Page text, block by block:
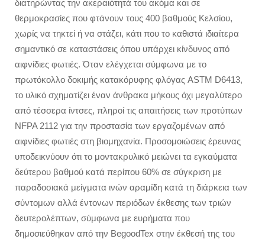
διατηρώντας την ακεραιότητά του ακόμα και σε
θερμοκρασίες που φτάνουν τους 400 βαθμούς Κελσίου,
χωρίς να τηκτεί ή να στάζει, κάτι που το καθιστά ιδιαίτερα
σημαντικό σε καταστάσεις όπου υπάρχει κίνδυνος από
αιφνίδιες φωτιές. Όταν ελέγχεται σύμφωνα με το
πρωτόκολλο δοκιμής κατακόρυφης φλόγας ASTM D6413,
το υλικό σχηματίζει έναν άνθρακα μήκους όχι μεγαλύτερο
από τέσσερα ίντσες, πληροί τις απαιτήσεις των προτύπων
NFPA 2112 για την προστασία των εργαζομένων από
αιφνίδιες φωτιές στη βιομηχανία. Προσομοιώσεις έρευνας
υποδεικνύουν ότι το μοντακρυλικό μειώνει τα εγκαύματα
δεύτερου βαθμού κατά περίπου 60% σε σύγκριση με
παραδοσιακά μείγματα ινών αραμίδη κατά τη διάρκεια των
σύντομων αλλά έντονων περιόδων έκθεσης των τριών
δευτερολέπτων, σύμφωνα με ευρήματα που
δημοσιεύθηκαν από την BegoodTex στην έκθεσή της του